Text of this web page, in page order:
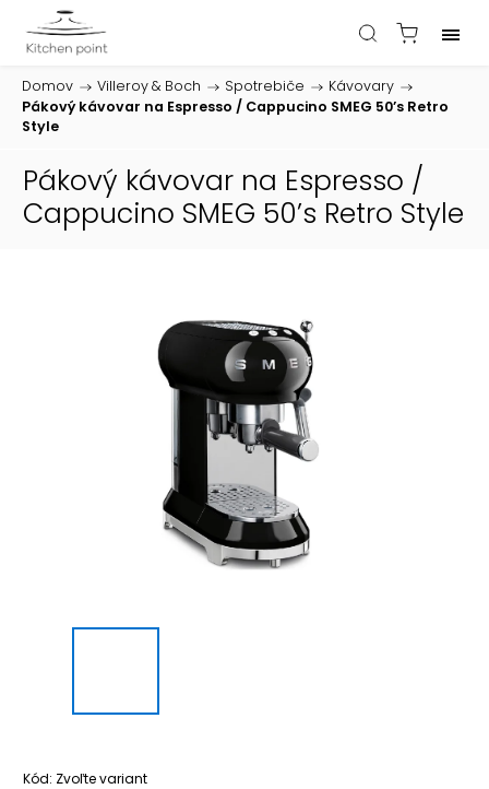
Domov / Villeroy & Boch / Spotrebiče / Kávovary /
Pákový kávovar na Espresso / Cappucino SMEG 50’s Retro
Style
Pákový kávovar na Espresso /
Cappucino SMEG 50’s Retro Style
Kód: Zvoľte variant